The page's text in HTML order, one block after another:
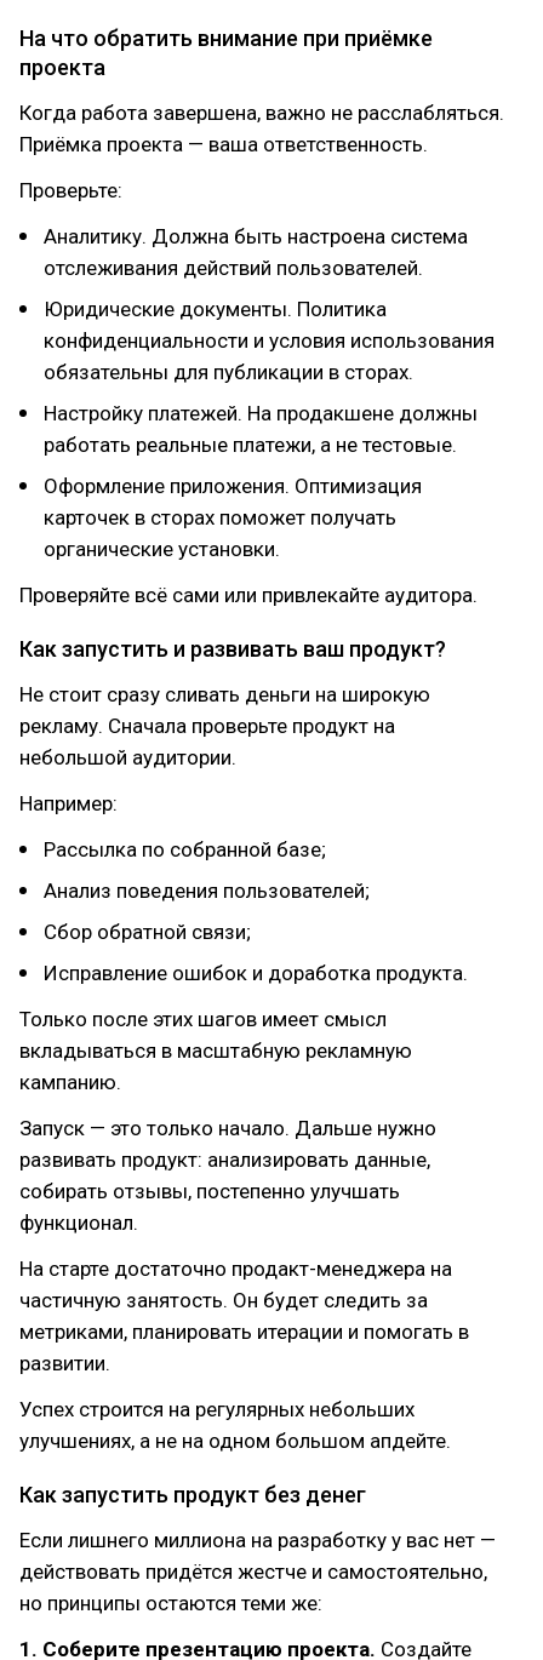
На что обратить внимание при приёмке
проекта
Когда работа завершена, важно не расслабляться.
Приёмка проекта — ваша ответственность.
Проверьте:
Аналитику. Должна быть настроена система
отслеживания действий пользователей.
Юридические документы. Политика
конфиденциальности и условия использования
обязательны для публикации в сторах.
Настройку платежей. На продакшене должны
работать реальные платежи, а не тестовые.
Оформление приложения. Оптимизация
карточек в сторах поможет получать
органические установки.
Проверяйте всё сами или привлекайте аудитора.
Как запустить и развивать ваш продукт?
Не стоит сразу сливать деньги на широкую
рекламу. Сначала проверьте продукт на
небольшой аудитории.
Например:
Рассылка по собранной базе;
Анализ поведения пользователей;
Сбор обратной связи;
Исправление ошибок и доработка продукта.
Только после этих шагов имеет смысл
вкладываться в масштабную рекламную
кампанию.
Запуск — это только начало. Дальше нужно
развивать продукт: анализировать данные,
собирать отзывы, постепенно улучшать
функционал.
На старте достаточно продакт-менеджера на
частичную занятость. Он будет следить за
метриками, планировать итерации и помогать в
развитии.
Успех строится на регулярных небольших
улучшениях, а не на одном большом апдейте.
Как запустить продукт без денег
Если лишнего миллиона на разработку у вас нет —
действовать придётся жестче и самостоятельно,
но принципы остаются теми же:
1. Соберите презентацию проекта. Создайте